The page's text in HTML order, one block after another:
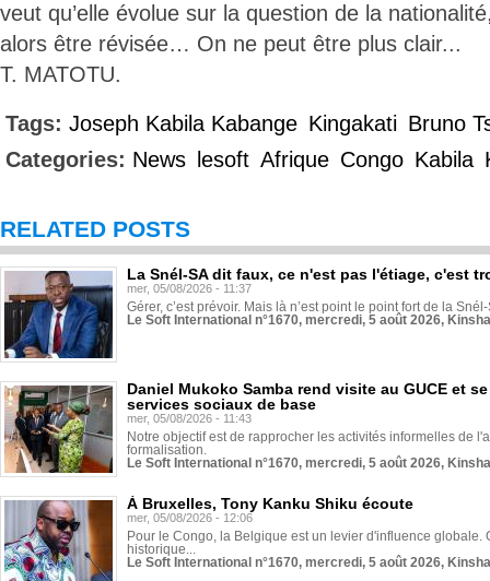
veut qu’elle évolue sur la question de la
alors être révisée… On ne peut être plus clair...
T. MATOTU.
Tags: Joseph Kabila Kabange Kingakati Bruno
Categories: News lesoft Afrique Congo Kabila
RELATED POSTS
La Snél-SA dit faux, ce n'est pas l'étiage, c'est
mer, 05/08/2026 - 11:37
Gérer, c’est prévoir. Mais là n’est point le point fort de la
Le Soft International n°1670, mercredi, 5 août 2026,
Daniel Mukoko Samba rend visite au GUCE et
services sociaux de base
mer, 05/08/2026 - 11:43
Notre objectif est de rapprocher les activités informelles de
formalisation.
Le Soft International n°1670, mercredi, 5 août 2026,
À Bruxelles, Tony Kanku Shiku écoute
mer, 05/08/2026 - 12:06
Pour le Congo, la Belgique est un levier d'influence globale.
historique...
Le Soft International n°1670, mercredi, 5 août 2026,